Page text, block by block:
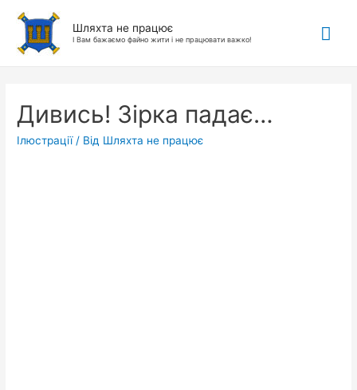
Шляхта не працює
І Вам бажаємо файно жити і не працювати важко!
Дивись! Зірка падає…
Ілюстрації/ Від Шляхта не працює